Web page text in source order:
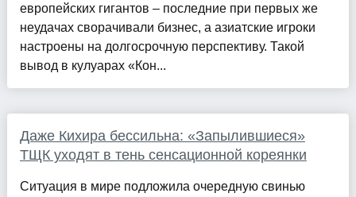
европейских гигантов – последние при первых же
неудачах сворачивали бизнес, а азиатские игроки
настроены на долгосрочную перспективу. Такой
вывод в кулуарах «Кон...
Даже Кихира бессильна: «Запылившиеся»
ТЩК уходят в тень сенсационной кореянки
Ситуация в мире подложила очередную свинью